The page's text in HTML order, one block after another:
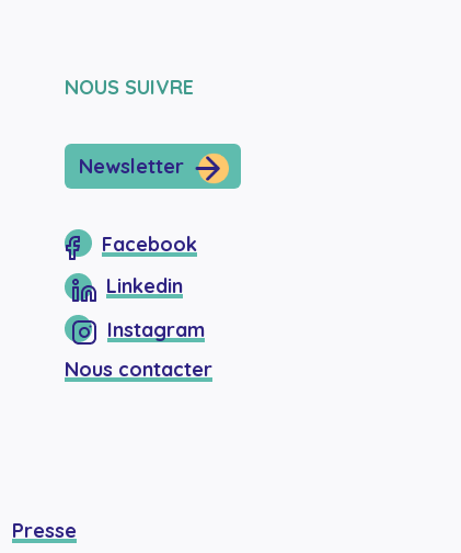
NOUS SUIVRE
Newsletter
Facebook
Linkedin
Instagram
Nous contacter
Presse